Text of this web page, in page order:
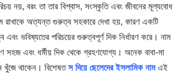
নয়, বরং তা তার বিশ্বাস, সংস্কৃতি এবং জীবনের মূল্যবোধ
রাখাকে অত্যন্ত গুরুত্ব সহকারে দেখা হয়, কারণ একটি
এবং ভবিষ্যতের পরিচয়ের গুরুত্বপূর্ণ দিক নির্ধারণ করে। নাম
সহজ এবং ধর্মীয় দিক থেকে গ্রহণযোগ্য। অনেক বাবা-মা
খুঁজে থাকেন। বিশেষতস দিয়ে ছেলেদের ইসলামিক নামএই